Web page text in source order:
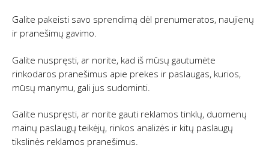
Galite pakeisti savo sprendimą dėl prenumeratos, naujienų
ir pranešimų gavimo.
Galite nuspręsti, ar norite, kad iš mūsų gautumėte
rinkodaros pranešimus apie prekes ir paslaugas, kurios,
mūsų manymu, gali jus sudominti.
Galite nuspręsti, ar norite gauti reklamos tinklų, duomenų
mainų paslaugų teikėjų, rinkos analizės ir kitų paslaugų
tikslinės reklamos pranešimus.